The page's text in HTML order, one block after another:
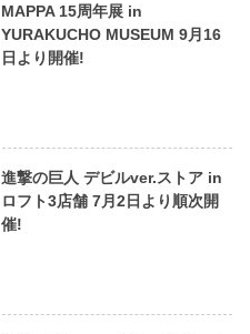
MAPPA 15周年展 in
YURAKUCHO MUSEUM 9月16
日より開催!
進撃の巨人 デビルver.ストア in
ロフト3店舗 7月2日より順次開
催!